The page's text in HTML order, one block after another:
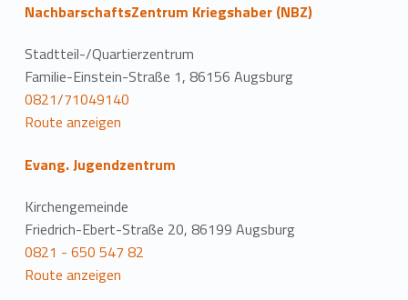
NachbarschaftsZentrum Kriegshaber (NBZ)
Stadtteil-/Quartierzentrum
Familie-Einstein-Straße 1, 86156 Augsburg
0821/71049140
Route anzeigen
Evang. Jugendzentrum
Kirchengemeinde
Friedrich-Ebert-Straße 20, 86199 Augsburg
0821 - 650 547 82
Route anzeigen